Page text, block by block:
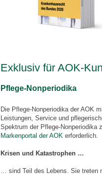
Exklusiv für AOK-
Pflege-Nonperiodika
Die Pflege-Nonperiodika der AOK
Leistungen, Service und
Spektrum der Pflege-Nonperiodika
Markenportal der AOK erforderlich.
Krisen und Katastrophen …
… sind Teil des Lebens. Sie treten